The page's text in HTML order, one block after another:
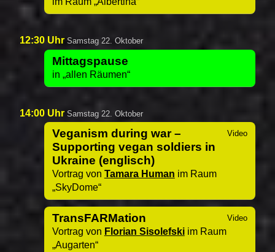
12:30 Uhr Samstag 22. Oktober
Mittagspause
in allen Räumen
14:00 Uhr Samstag 22. Oktober
Veganism during war –
Supporting vegan soldiers in
Ukraine (englisch)
Vortrag von Tamara Human im Raum
SkyDome
TransFARMation
Vortrag von Florian Sisolefskiim Raum
Augarten